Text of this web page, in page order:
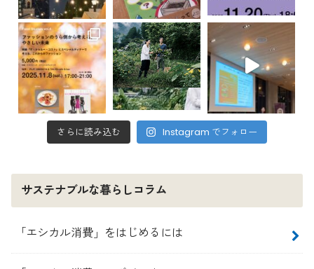
さらに読み込む Instagram でフォロー
サステナブルな暮らしコラム
「エシカル消費」をはじめるには